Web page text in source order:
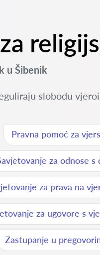
u Šibenik
slobodu
Pravna pomoć za
za odnose s
za prava na
za ugovore s
Zastupanje u